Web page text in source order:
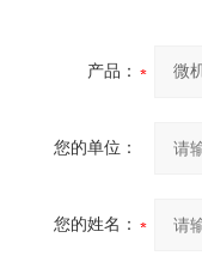
产品：
您的单位：
您的姓名：